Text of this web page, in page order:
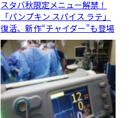
スタバ秋限定メニュー解禁！
「パンプキン スパイス ラテ」
復活、新作“チャイダー”も登場